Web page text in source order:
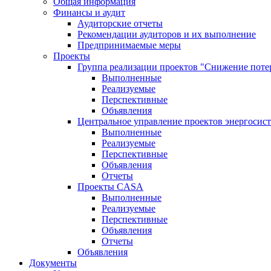
Финансы и аудит
Аудиторские отчеты
Рекомендации аудиторов и их выполнение
Предпринимаемые меры
Проекты
Группа реализации проектов "Снижение
Выполненные
Реализуемые
Перспективные
Объявления
Центральное управление проектов
Выполненные
Реализуемые
Перспективные
Объявления
Отчеты
Проекты CASA
Выполненные
Реализуемые
Перспективные
Объявления
Отчеты
Объявления
Документы